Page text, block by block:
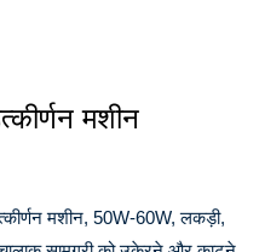
मशीन
मशीन, 50W-60W, लकड़ी,